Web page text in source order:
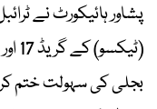
پشاور ہائیکورٹ نے
بجلی کی سہولت ختم